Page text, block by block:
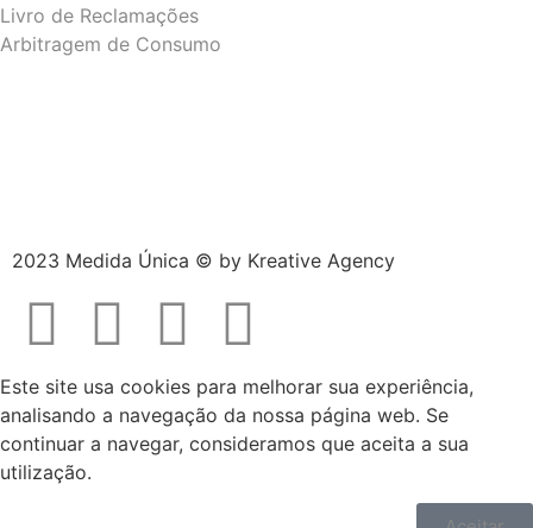
Livro de Reclamações
Arbitragem de Consumo
2023 Medida Única © by Kreative Agency
Este site usa cookies para melhorar sua experiência,
analisando a navegação da nossa página web. Se
continuar a navegar, consideramos que aceita a sua
utilização.